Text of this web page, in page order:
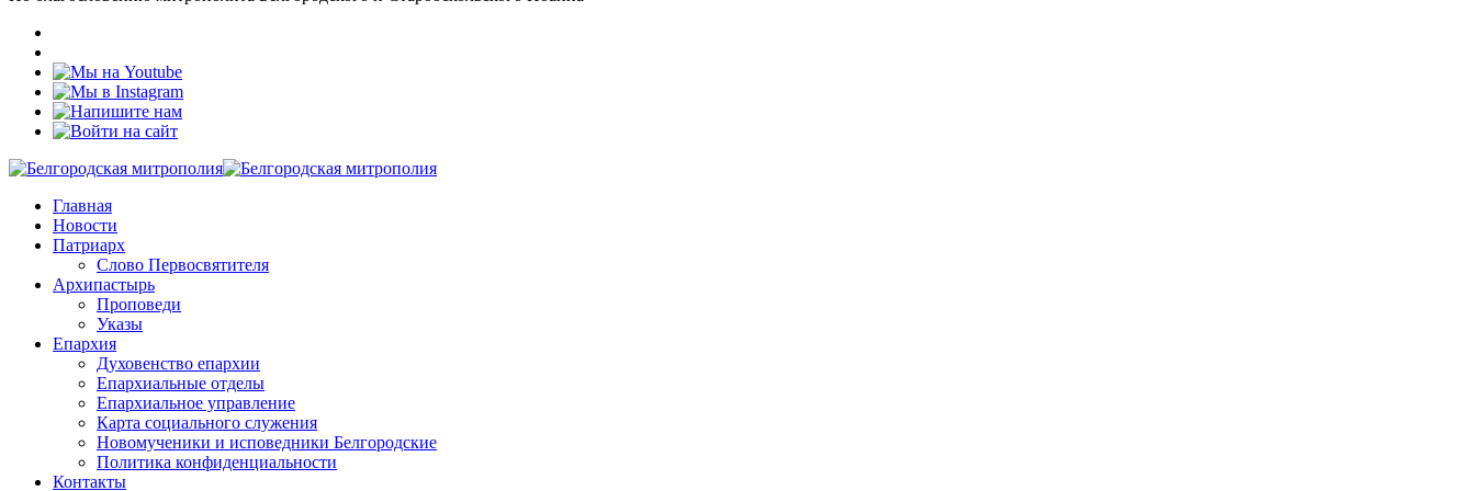
Главная
Новости
Патриарх
Слово Первосвятителя
Архипастырь
Проповеди
Указы
Епархия
Духовенство епархии
Епархиальные отделы
Епархиальное управление
Карта социального служения
Новомученики и исповедники Белгородские
Политика конфиденциальности
Контакты